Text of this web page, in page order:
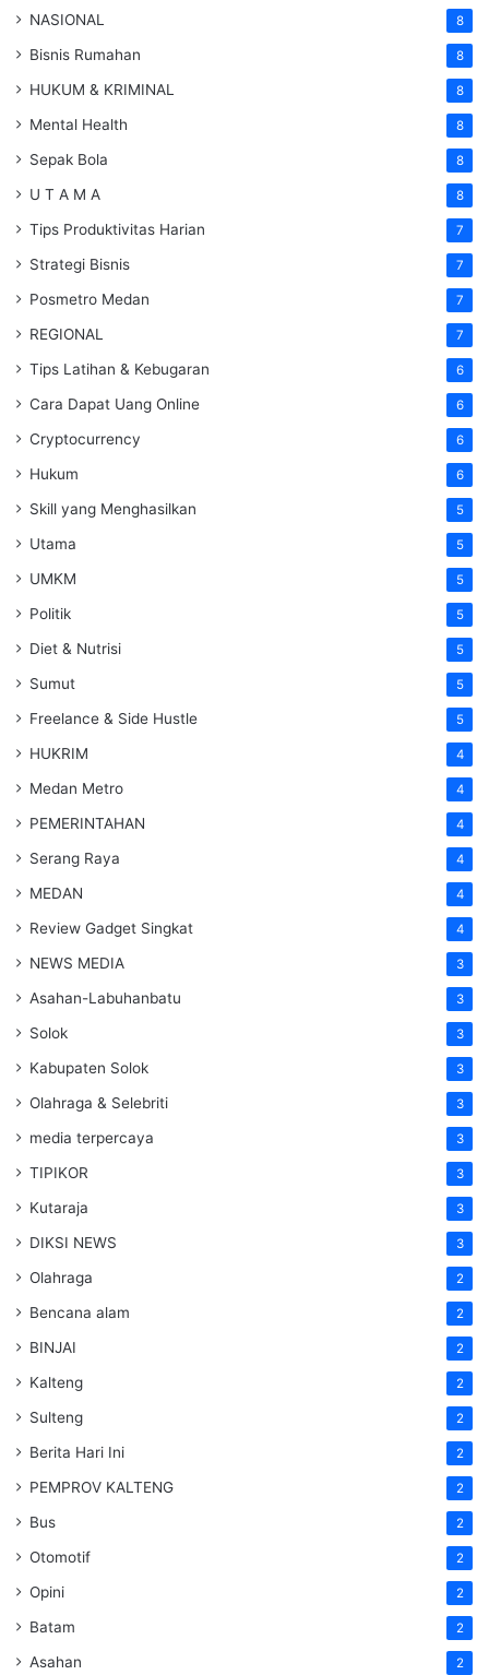
NASIONAL 8
Bisnis Rumahan 8
HUKUM & KRIMINAL 8
Mental Health 8
Sepak Bola 8
U T A M A 8
Tips Produktivitas Harian 7
Strategi Bisnis 7
Posmetro Medan 7
REGIONAL 7
Tips Latihan & Kebugaran 6
Cara Dapat Uang Online 6
Cryptocurrency 6
Hukum 6
Skill yang Menghasilkan 5
Utama 5
UMKM 5
Politik 5
Diet & Nutrisi 5
Sumut 5
Freelance & Side Hustle 5
HUKRIM 4
Medan Metro 4
PEMERINTAHAN 4
Serang Raya 4
MEDAN 4
Review Gadget Singkat 4
NEWS MEDIA 3
Asahan-Labuhanbatu 3
Solok 3
Kabupaten Solok 3
Olahraga & Selebriti 3
media terpercaya 3
TIPIKOR 3
Kutaraja 3
DIKSI NEWS 3
Olahraga 2
Bencana alam 2
BINJAI 2
Kalteng 2
Sulteng 2
Berita Hari Ini 2
PEMPROV KALTENG 2
Bus 2
Otomotif 2
Opini 2
Batam 2
Asahan 2